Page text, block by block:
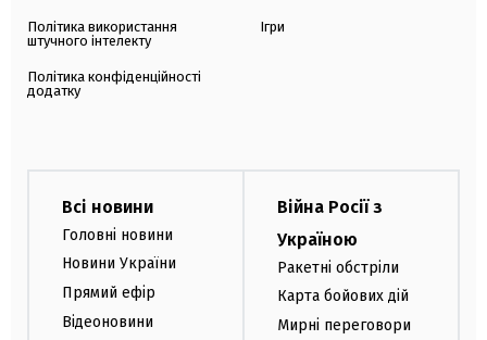
Політика використання
штучного інтелекту
Політика конфіденційності
додатку
Ігри
Всі новини
Головні новини
Новини України
Прямий ефір
Відеоновини
Війна Росії з
Україною
Ракетні обстріли
Карта бойових дій
Мирні переговори